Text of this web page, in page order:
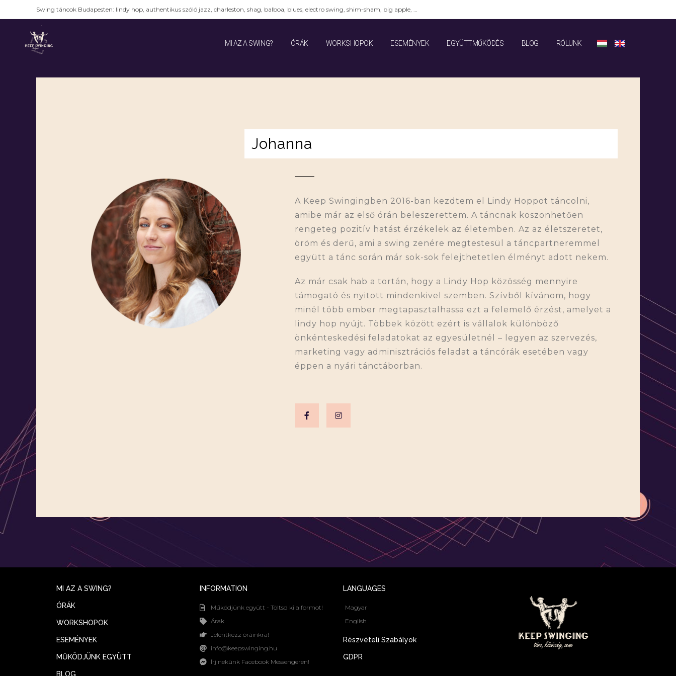
Swing táncok Budapesten: lindy hop, authentikus szóló jazz, charleston, shag, balboa, blues, electro swing, shim-sham, big apple, …
MI AZ A SWING? ÓRÁK WORKSHOPOK ESEMÉNYEK EGYÜTTMŰKÖDÉS BLOG RÓLUNK
Johanna
A Keep Swingingben 2016-ban kezdtem el Lindy Hoppot táncolni,
amibe már az első órán beleszerettem. A táncnak köszönhetően
rengeteg pozitív hatást érzékelek az életemben. Az az életszeretet,
öröm és derű, ami a swing zenére megtestesül a táncpartneremmel
együtt a tánc során már sok-sok felejthetetlen élményt adott nekem.
Az már csak hab a tortán, hogy a Lindy Hop közösség mennyire
támogató és nyitott mindenkivel szemben. Szívből kívánom, hogy
minél több ember megtapasztalhassa ezt a felemelő érzést, amelyet a
lindy hop nyújt. Többek között ezért is vállalok különböző
önkénteskedési feladatokat az egyesületnél – legyen az szervezés,
marketing vagy adminisztrációs feladat a táncórák esetében vagy
éppen a nyári tánctáborban.
MI AZ A SWING?
ÓRÁK
WORKSHOPOK
ESEMÉNYEK
MŰKÖDJÜNK EGYÜTT
BLOG
INFORMATION
Működjünk együtt - Töltsd ki a formot!
Árak
Jelentkezz óráinkra!
info@keepswinging.hu
Írj nekünk Facebook Messengeren!
LANGUAGES
Magyar
English
Részvételi Szabályok
GDPR